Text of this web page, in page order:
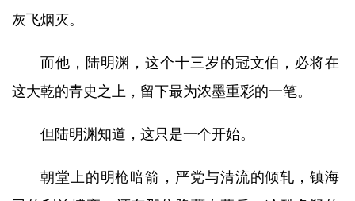
灰飞烟灭。
而他，陆明渊，这个十三岁的冠文伯，必将在
这大乾的青史之上，留下最为浓墨重彩的一笔。
但陆明渊知道，这只是一个开始。
朝堂上的明枪暗箭，严党与清流的倾轧，镇海